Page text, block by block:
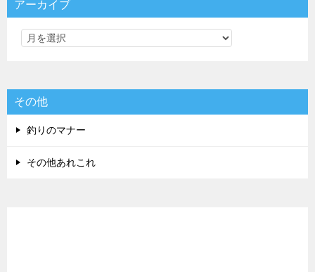
アーカイブ
その他
釣りのマナー
その他あれこれ